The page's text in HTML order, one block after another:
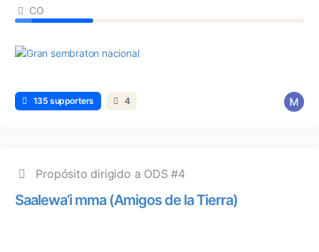
CO
135 supporters 4
Propósito dirigido a ODS #4
Saalewa’i mma (Amigos de la Tierra)